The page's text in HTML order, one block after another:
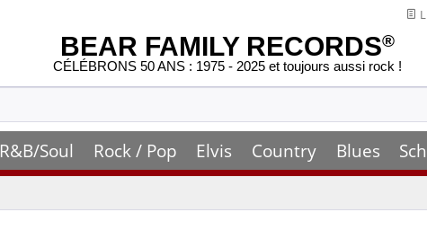
BEAR FAMILY RECORDS®
CÉLÉBRONS 50 ANS : 1975 - 2025 et toujours aussi rock !
R&B/Soul Rock / Pop Elvis Country Blues